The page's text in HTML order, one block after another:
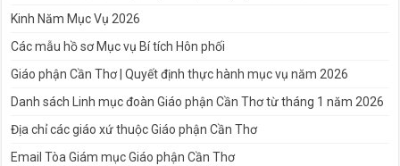
Kinh Năm Mục Vụ 2026
Các mẫu hồ sơ Mục vụ Bí tích Hôn phối
Giáo phận Cần Thơ | Quyết định thực hành mục vụ năm 2026
Danh sách Linh mục đoàn Giáo phận Cần Thơ từ tháng 1 năm 2026
Địa chỉ các giáo xứ thuộc Giáo phận Cần Thơ
Email Tòa Giám mục Giáo phận Cần Thơ